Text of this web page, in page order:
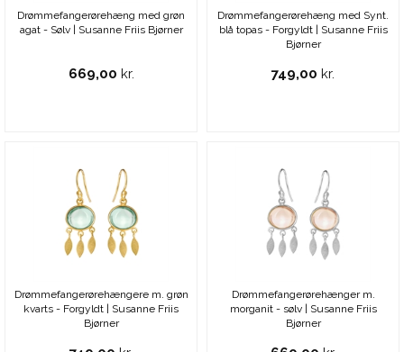
Drømmefangerørehæng med grøn
agat - Sølv | Susanne Friis Bjørner
669,00 kr.
Drømmefangerørehæng med Synt.
blå topas - Forgyldt | Susanne Friis
Bjørner
749,00 kr.
Drømmefangerørehængere m. grøn
kvarts - Forgyldt | Susanne Friis
Bjørner
Drømmefangerørehænger m.
morganit - sølv | Susanne Friis
Bjørner